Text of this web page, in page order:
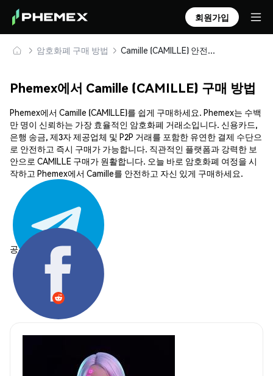
회원가입
암호화폐 구매 방법 Camille (CAMILLE) 안전하게 구매 및 보관
Phemex에서 Camille (CAMILLE) 구매 방법
Phemex에서 Camille (CAMILLE)를 쉽게 구매하세요. Phemex는 수백
만 명이 신뢰하는 가장 효율적인 암호화폐 거래소입니다. 신용카드,
은행 송금, 제3자 제공업체 및 P2P 거래를 포함한 유연한 결제 수단으
로 안전하고 즉시 구매가 가능합니다. 직관적인 플랫폼과 강력한 보
안으로 CAMILLE 구매가 원활합니다. 오늘 바로 암호화폐 여정을 시
작하고 Phemex에서 Camille를 안전하고 자신 있게 구매하세요.
공유하기: